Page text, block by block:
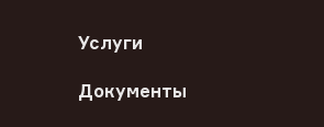
Услуги
Документы